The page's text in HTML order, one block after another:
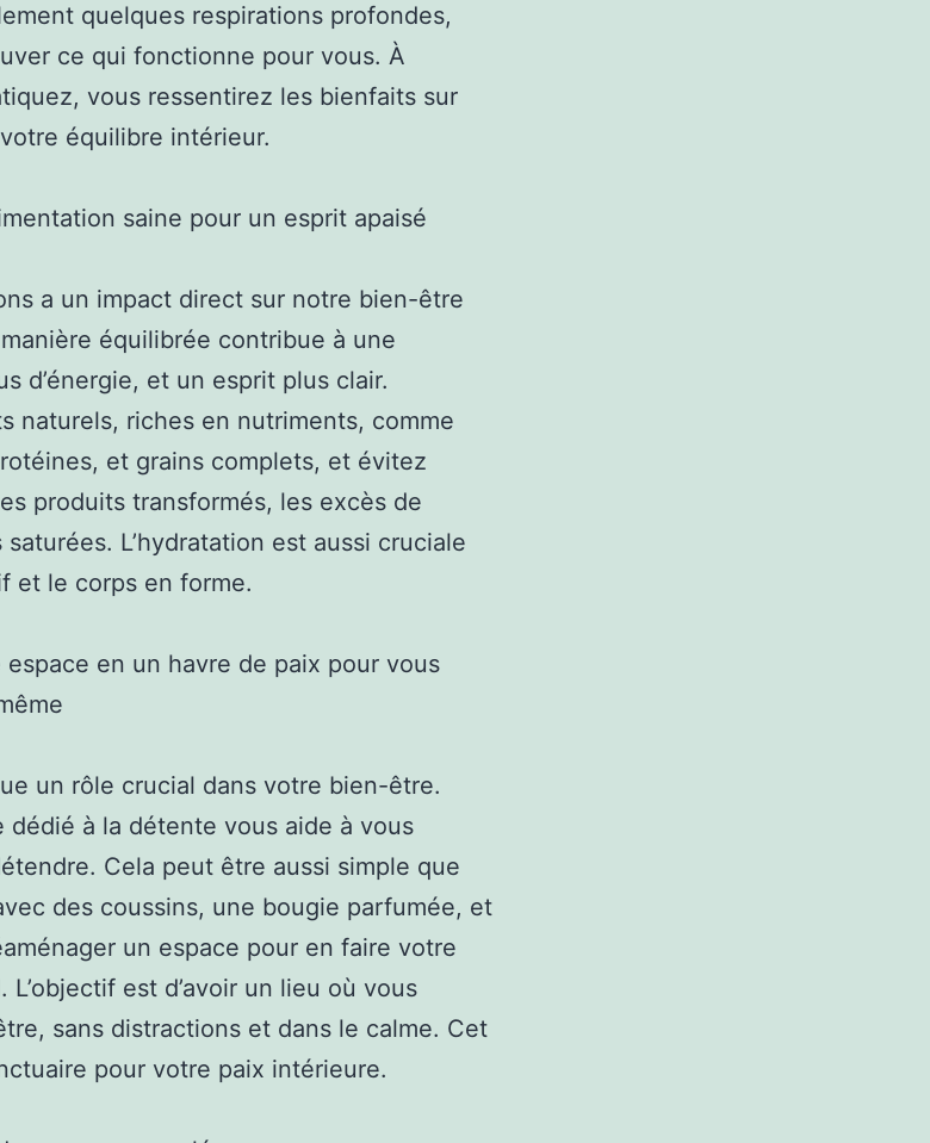
quelques respirations profondes,
ce qui fonctionne pour vous. À
vous ressentirez les bienfaits sur
équilibre intérieur.
saine pour un esprit apaisé
a un impact direct sur notre bien-être
équilibrée contribue à une
d’énergie, et un esprit plus clair.
naturels, riches en nutriments, comme
et grains complets, et évitez
produits transformés, les excès de
L’hydratation est aussi cruciale
et le corps en forme.
en un havre de paix pour vous
un rôle crucial dans votre bien-être.
dédié à la détente vous aide à vous
Cela peut être aussi simple que
des coussins, une bougie parfumée, et
un espace pour en faire votre
est d’avoir un lieu où vous
sans distractions et dans le calme. Cet
pour votre paix intérieure.